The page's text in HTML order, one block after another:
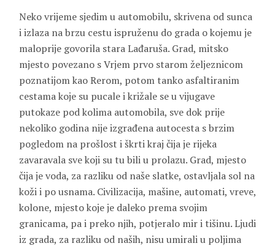
Neko vrijeme sjedim u automobilu, skrivena od sunca
i izlaza na brzu cestu ispruženu do grada o kojemu je
maloprije govorila stara Lađaruša. Grad, mitsko
mjesto povezano s Vrjem prvo starom željeznicom
poznatijom kao Rerom, potom tanko asfaltiranim
cestama koje su pucale i križale se u vijugave
putokaze pod kolima automobila, sve dok prije
nekoliko godina nije izgrađena autocesta s brzim
pogledom na prošlost i škrti kraj čija je rijeka
zavaravala sve koji su tu bili u prolazu. Grad, mjesto
čija je voda, za razliku od naše slatke, ostavljala sol na
koži i po usnama. Civilizacija, mašine, automati, vreve,
kolone, mjesto koje je daleko prema svojim
granicama, pa i preko njih, potjeralo mir i tišinu. Ljudi
iz grada, za razliku od naših, nisu umirali u poljima